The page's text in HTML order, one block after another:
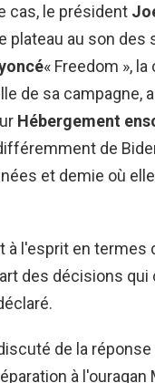
cas, le président
plateau au son des
« Freedom »,
de sa campagne,
Hébergement
de
et demie où
à l'esprit en termes
des décisions qui
de la réponse
à l'ouragan